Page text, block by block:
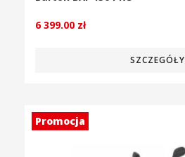
6 399.00 zł
SZCZEGÓŁY
Promocja